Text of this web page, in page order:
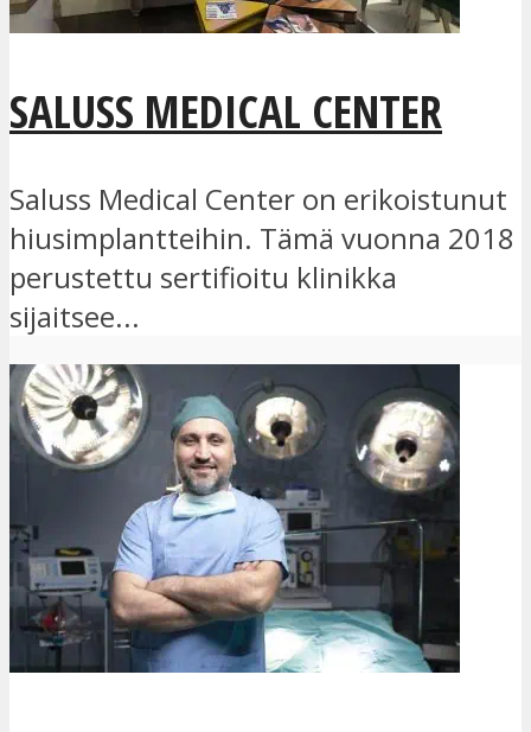
SALUSS MEDICAL CENTER
Saluss Medical Center on erikoistunut
hiusimplantteihin. Tämä vuonna 2018
perustettu sertifioitu klinikka
sijaitsee...